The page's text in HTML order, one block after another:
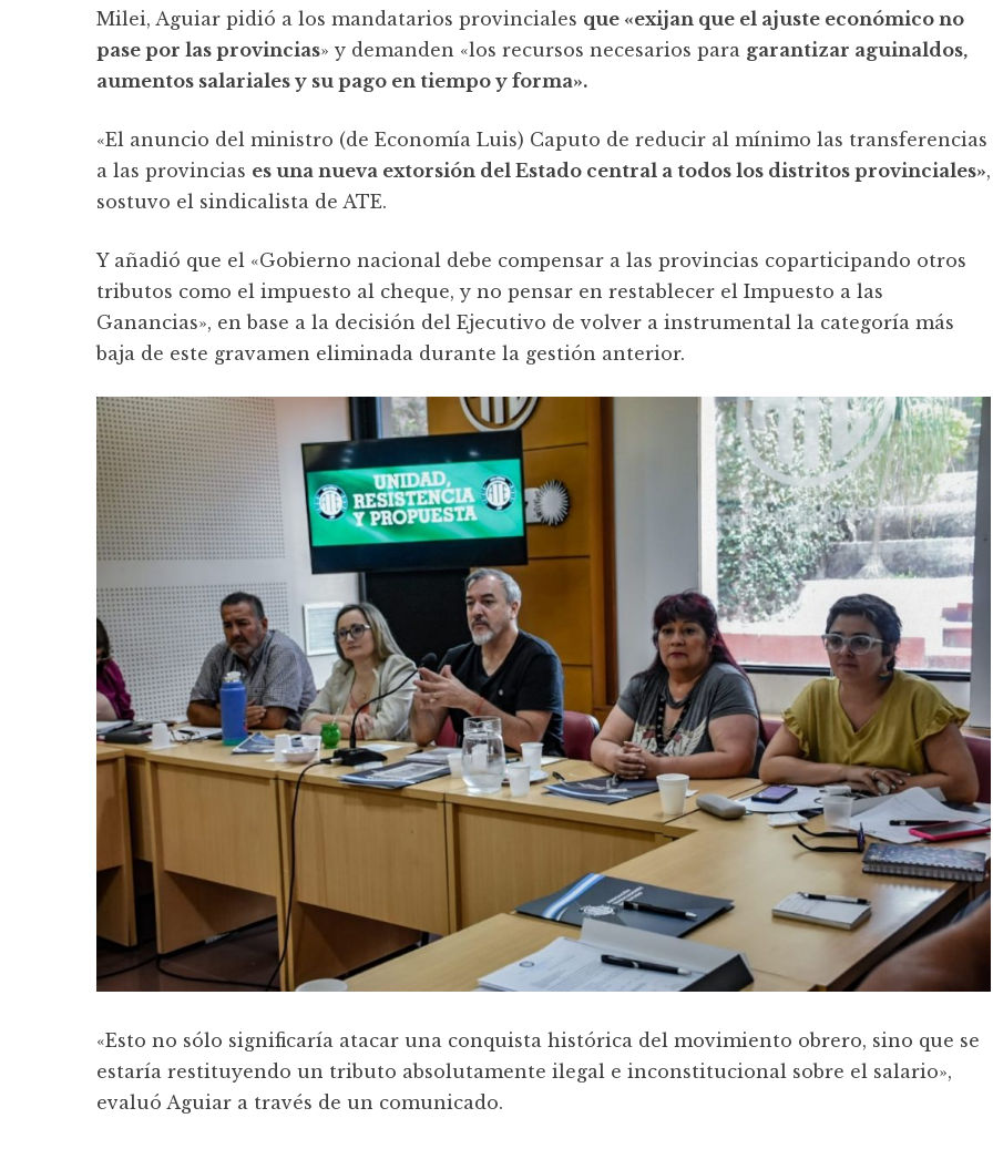
Milei, Aguiar pidió a los mandatarios provinciales que «exijan que el ajuste económico no
pase por las provincias» y demanden «los recursos necesarios para garantizar aguinaldos,
aumentos salariales y su pago en tiempo y forma».
«El anuncio del ministro (de Economía Luis) Caputo de reducir al mínimo las transferencias
a las provincias es una nueva extorsión del Estado central a todos los distritos provinciales»,
sostuvo el sindicalista de ATE.
Y añadió que el «Gobierno nacional debe compensar a las provincias coparticipando otros
tributos como el impuesto al cheque, y no pensar en restablecer el Impuesto a las
Ganancias», en base a la decisión del Ejecutivo de volver a instrumental la categoría más
baja de este gravamen eliminada durante la gestión anterior.
«Esto no sólo significaría atacar una conquista histórica del movimiento obrero, sino que se
estaría restituyendo un tributo absolutamente ilegal e inconstitucional sobre el salario»,
evaluó Aguiar a través de un comunicado.